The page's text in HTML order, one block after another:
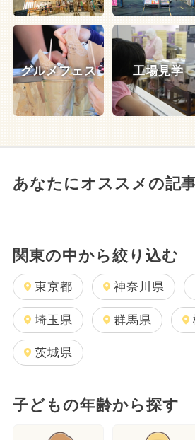
グルメフェス 工場見学
あなたにオススメの記
関東の中から絞り込む
東京都 神奈川県
埼玉県 群馬県
茨城県
子どもの年齢から探す